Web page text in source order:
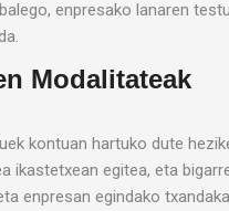
enpresako lanaren
Modalitateak
kontuan hartuko dute
ikastetxean egitea, eta
enpresan egindako